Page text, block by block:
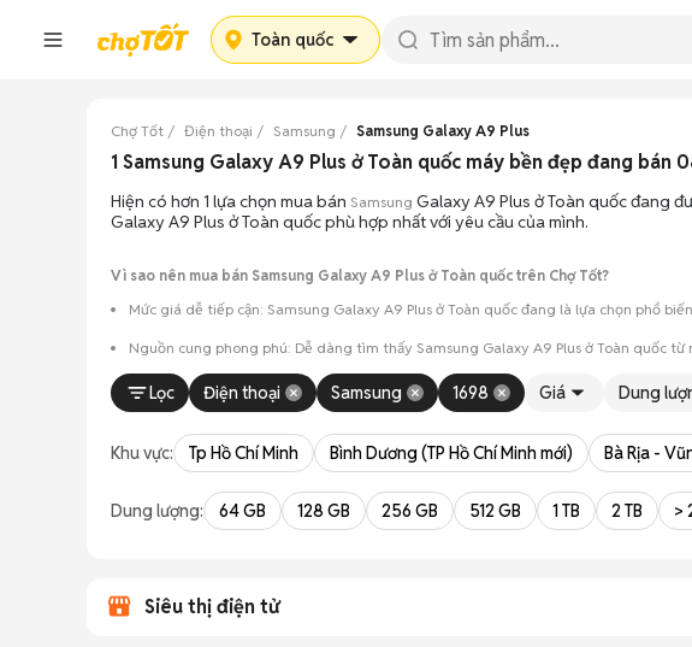
Toàn quốc
Chợ Tốt Điện thoại Samsung Samsung Galaxy A9 Plus
1 Samsung Galaxy A9 Plus ở Toàn quốc máy bền đẹp đang bán
Hiện có hơn 1 lựa chọn mua bán Samsung Galaxy A9 Plus ở Toàn quốc đang
Galaxy A9 Plus ở Toàn quốc phù hợp nhất với yêu cầu của mình.
Vì sao nên mua bán Samsung Galaxy A9 Plus ở Toàn quốc trên Chợ Tốt?
Mức giá dễ tiếp cận: Samsung Galaxy A9 Plus ở Toàn quốc đang là lựa chọn phổ
Nguồn cung phong phú: Dễ dàng tìm thấy Samsung Galaxy A9 Plus ở Toàn quốc
Giao dịch minh bạch: Việc gặp gỡ trực tiếp giúp người mua đánh giá chính
Lọc
Điện thoại Samsung 1698 Giá Dung
Khu vực: Tp Hồ Chí Minh Bình Dương (TP Hồ Chí Minh mới) Bà Rịa -
Dung lượng: 64 GB 128 GB 256 GB 512 GB 1 TB 2 TB >
Siêu thị điện tử